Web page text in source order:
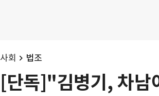
사회 법조
[단독]"김병기, 차남